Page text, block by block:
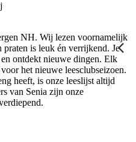
NH. Wij lezen voornamelijk
praten is leuk én verrijkend. Je
ontdekt nieuwe dingen. Elk
het nieuwe leesclubseizoen.
heeft, is onze leeslijst altijd
van Senia zijn onze